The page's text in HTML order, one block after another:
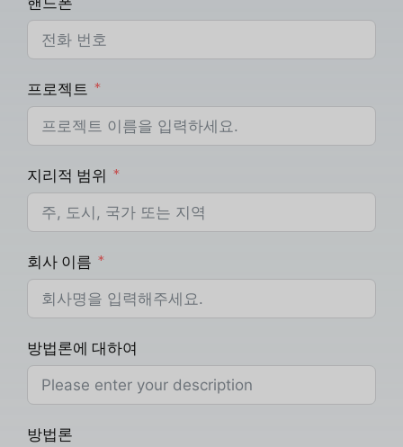
프로젝트
지리적 범위
회사 이름
방법론에 대하여
방법론